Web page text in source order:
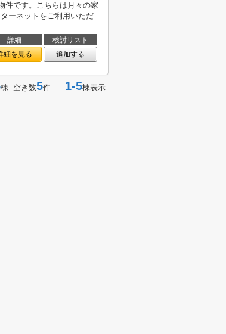
件です。こちらは月々の家
ーネットをご利用いただ
詳細
検討リスト
細を見る 追加する
棟 空き数5件 1-5棟表示